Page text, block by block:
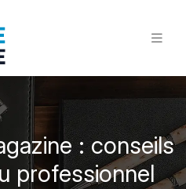
: conseils
professionnel